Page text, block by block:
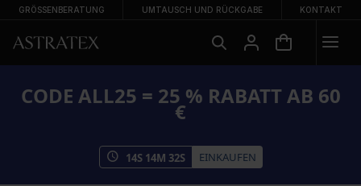
GRÖSSENBERATUNG UMTAUSCH UND RÜCKGABE KONTAKT
CODE ALL25 = 25 % RABATT AB 60
€
14S 14M 32S EINKAUFEN